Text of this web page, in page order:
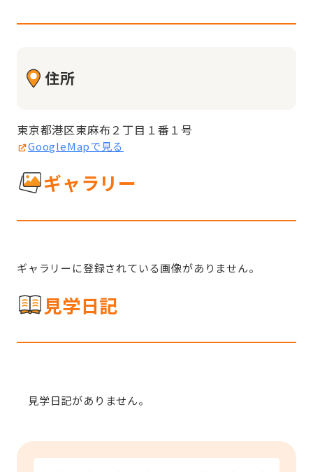
住所
東京都港区東麻布２丁目１番１号
GoogleMapで見る
ギャラリー
ギャラリーに登録されている画像がありません。
見学日記
見学日記がありません。